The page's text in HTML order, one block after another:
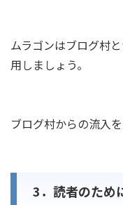
ムラゴンはブログ村
用しましょう。
ブログ村からの流入を
3．読者のため